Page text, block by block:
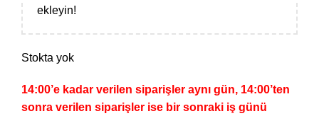
ekleyin!
Stokta yok
14:00’e kadar verilen siparişler aynı gün, 14:00’ten
sonra verilen siparişler ise bir sonraki iş günü